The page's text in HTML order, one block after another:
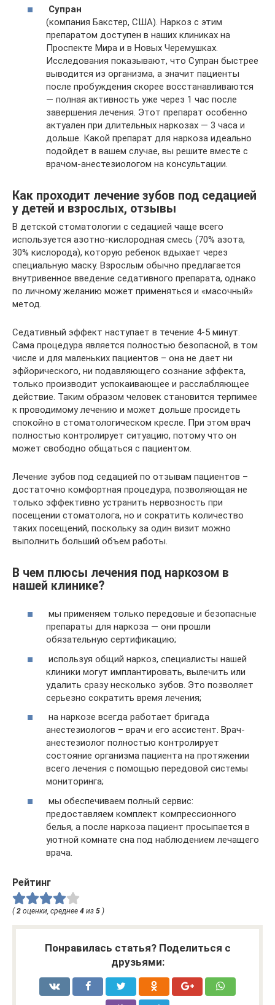
Супран
(компания Бакстер, США). Наркоз с этим
препаратом доступен в наших клиниках на
Проспекте Мира и в Новых Черемушках.
Исследования показывают, что Супран быстрее
выводится из организма, а значит пациенты
после пробуждения скорее восстанавливаются
— полная активность уже через 1 час после
завершения лечения. Этот препарат особенно
актуален при длительных наркозах — 3 часа и
дольше. Какой препарат для наркоза идеально
подойдет в вашем случае, вы решите вместе с
врачом-анестезиологом на консультации.
Как проходит лечение зубов под седацией
у детей и взрослых, отзывы
В детской стоматологии с седацией чаще всего
используется азотно-кислородная смесь (70% азота,
30% кислорода), которую ребенок вдыхает через
специальную маску. Взрослым обычно предлагается
внутривенное введение седативного препарата, однако
по личному желанию может применяться и «масочный»
метод.
Седативный эффект наступает в течение 4-5 минут.
Сама процедура является полностью безопасной, в том
числе и для маленьких пациентов – она не дает ни
эфйорического, ни подавляющего сознание эффекта,
только производит успокаивающее и расслабляющее
действие. Таким образом человек становится терпимее
к проводимому лечению и может дольше просидеть
спокойно в стоматологическом кресле. При этом врач
полностью контролирует ситуацию, потому что он
может свободно общаться с пациентом.
Лечение зубов под седацией по отзывам пациентов –
достаточно комфортная процедура, позволяющая не
только эффективно устранить нервозность при
посещении стоматолога, но и сократить количество
таких посещений, поскольку за один визит можно
выполнить больший объем работы.
В чем плюсы лечения под наркозом в
нашей клинике?
мы применяем только передовые и безопасные
препараты для наркоза — они прошли
обязательную сертификацию;
используя общий наркоз, специалисты нашей
клиники могут имплантировать, вылечить или
удалить сразу несколько зубов. Это позволяет
серьезно сократить время лечения;
на наркозе всегда работает бригада
анестезиологов – врач и его ассистент. Врач-
анестезиолог полностью контролирует
состояние организма пациента на протяжении
всего лечения с помощью передовой системы
мониторинга;
мы обеспечиваем полный сервис:
предоставляем комплект компрессионного
белья, а после наркоза пациент просыпается в
уютной комнате сна под наблюдением лечащего
врача.
Рейтинг
( 2 оценки, среднее 4 из 5 )
Понравилась статья? Поделиться с
друзьями: